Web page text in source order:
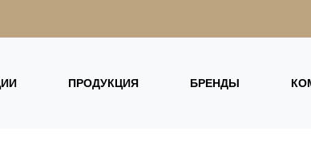
ПРОДУКЦИЯ БРЕНДЫ